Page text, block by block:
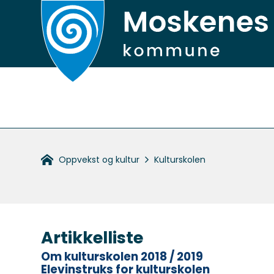
Hovedportal
Du Oppvekst og kultur Kulturskolen
Artikkelliste
Om kulturskolen 2018 / 2019
Elevinstruks for kulturskolen